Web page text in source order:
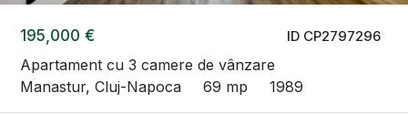
ID CP2797296
195,000 €
Apartament cu 3 camere de vânzare
Manastur, Cluj-Napoca
69 mp 1989